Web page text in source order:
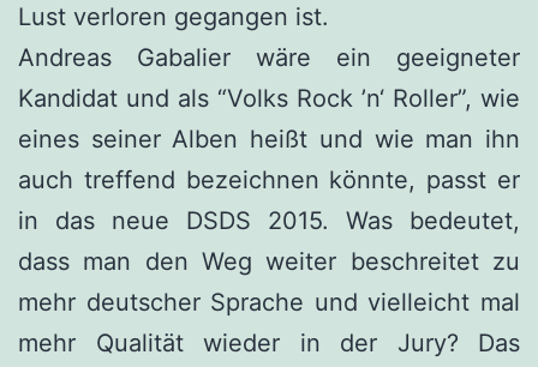
Lust verloren gegangen ist.
Andreas Gabalier wäre ein geeigneter
Kandidat und als “Volks Rock ’n‘ Roller”, wie
eines seiner Alben heißt und wie man ihn
auch treffend bezeichnen könnte, passt er
in das neue DSDS 2015. Was bedeutet,
dass man den Weg weiter beschreitet zu
mehr deutscher Sprache und vielleicht mal
mehr Qualität wieder in der Jury? Das